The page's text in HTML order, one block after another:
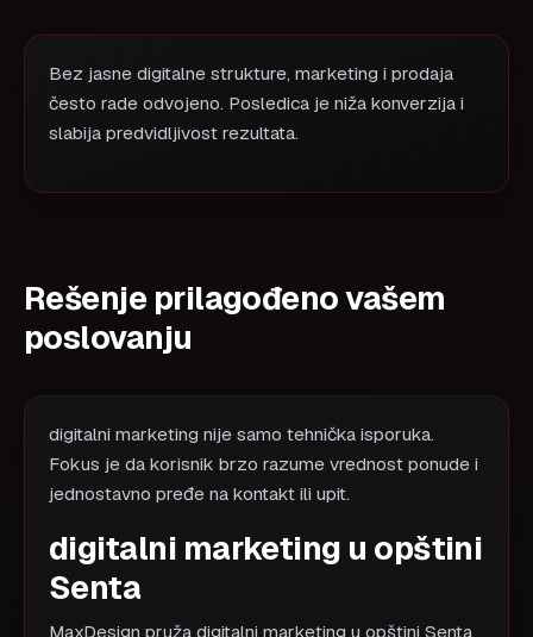
Bez jasne digitalne strukture, marketing i prodaja
često rade odvojeno. Posledica je niža konverzija i
slabija predvidljivost rezultata.
Rešenje prilagođeno vašem
poslovanju
digitalni marketing nije samo tehnička isporuka.
Fokus je da korisnik brzo razume vrednost ponude i
jednostavno pređe na kontakt ili upit.
digitalni marketing u opštini
Senta